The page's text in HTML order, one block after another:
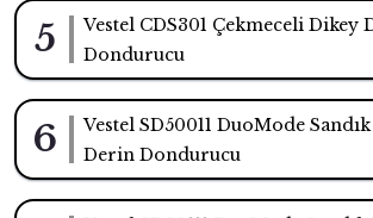
5
Vestel CDS301 Çekmeceli Dikey
Dondurucu
6
Vestel SD50011 DuoMode
Derin Dondurucu